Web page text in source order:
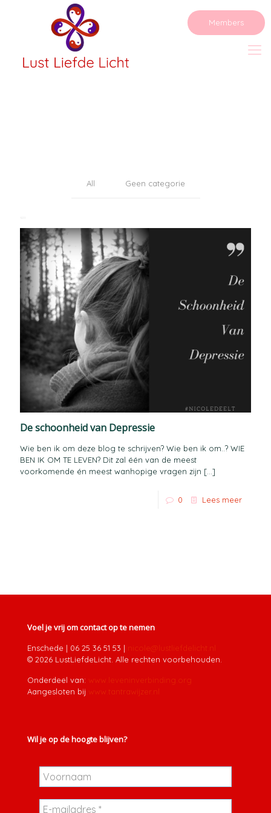
Members
All Geen categorie
De schoonheid van Depressie
Wie ben ik om deze blog te schrijven? Wie ben ik om..? WIE
BEN IK OM TE LEVEN? Dit zal één van de meest
voorkomende én meest wanhopige vragen zijn […]
0 Lees meer
Voel je vrij om contact op te nemen
Enschede | 06 25 36 51 53 | nicole@lustliefdelicht.nl
© 2026 LustLiefdeLicht. Alle rechten voorbehouden.
Onderdeel van: www.leveninverbinding.org
Aangesloten bij www.tantrawijzer.nl
Wil je op de hoogte blijven?